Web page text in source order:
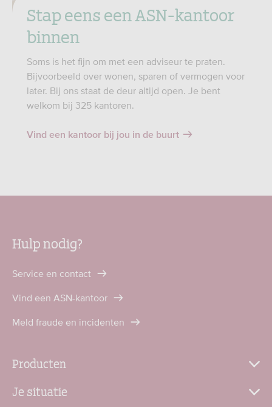
Stap eens een ASN-kantoor
binnen
Soms is het fijn om met een adviseur te praten.
Bijvoorbeeld over wonen, sparen of vermogen voor
later. Bij ons staat de deur altijd open. Je bent
welkom bij 325 kantoren.
Vind een kantoor bij jou in de buurt
Hulp nodig?
Service en contact
Vind een ASN-kantoor
Meld fraude en incidenten
Producten
Je situatie